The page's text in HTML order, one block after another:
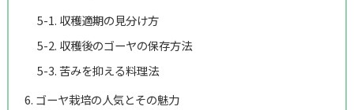
5-1. 収穫適期の見分け方
5-2. 収穫後のゴーヤの保存方法
5-3. 苦みを抑える料理法
6. ゴーヤ栽培の人気とその魅力